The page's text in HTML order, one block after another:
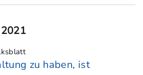
zu haben, ist